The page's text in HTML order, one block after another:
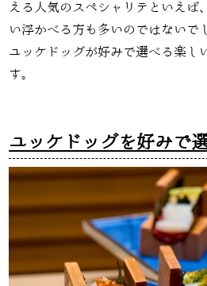
える人気のスペシャリテといえば
い浮かべる方も多いのではないで
ユッケドッグが好みで選べる楽し
す。
ユッケドッグを好みで